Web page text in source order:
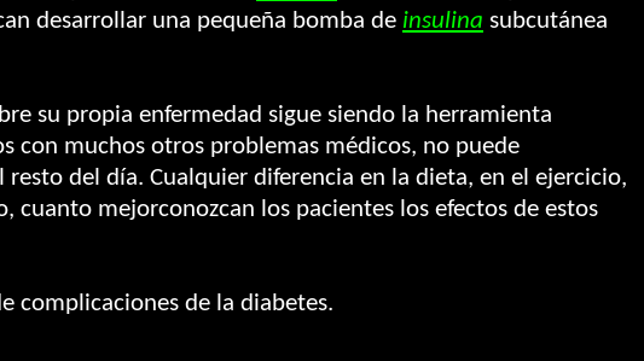
desarrollar una pequeña bomba de insulina subcutánea
su propia enfermedad sigue siendo la herramienta
con muchos otros problemas médicos, no puede
del día. Cualquier diferencia en la dieta, en el ejercicio,
cuanto mejorconozcan los pacientes los efectos de estos
complicaciones de la diabetes.